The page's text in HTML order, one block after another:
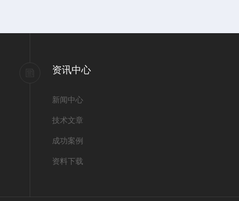
资讯中心
新闻中心
技术文章
成功案例
资料下载